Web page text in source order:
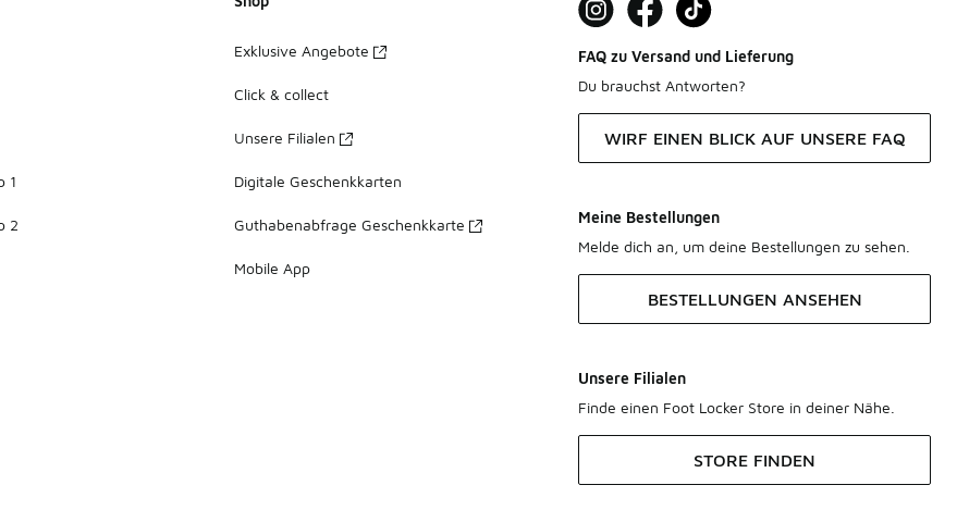
1
2
Exklusive Angebote
Click & collect
Unsere Filialen
Digitale Geschenkkarten
Guthabenabfrage Geschenkkarte
Mobile App
FAQ zu Versand und Lieferung
Du brauchst Antworten?
WIRF EINEN BLICK AUF UNSERE FAQ
Meine Bestellungen
Melde dich an, um deine Bestellungen zu sehen.
BESTELLUNGEN ANSEHEN
Unsere Filialen
Finde einen Foot Locker Store in deiner Nähe.
STORE FINDEN